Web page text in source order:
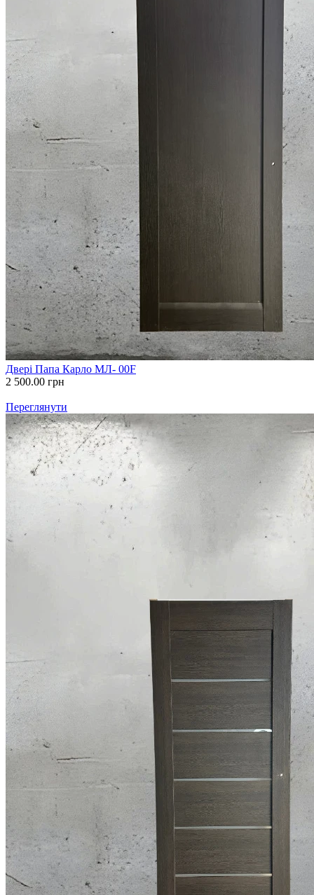
Двері Папа Карло МЛ- 00F
2 500.00 грн
Переглянути